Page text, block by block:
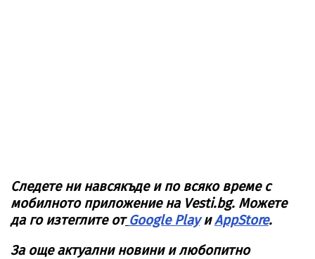
Следете ни навсякъде и по всяко време с
мобилното приложение на Vesti.bg. Можете
да го изтеглите от Google PlayиAppStore.
За още актуални новини и любопитно